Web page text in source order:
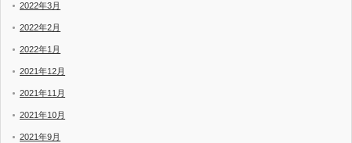
2022年3月
2022年2月
2022年1月
2021年12月
2021年11月
2021年10月
2021年9月